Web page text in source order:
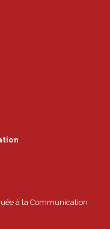
à la Communication